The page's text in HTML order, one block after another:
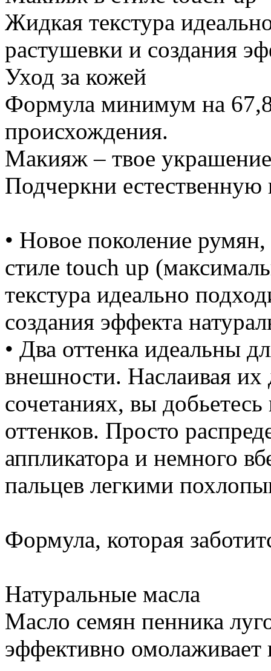
Жидкая текстура
растушевки и создания
Уход за кожей
Формула минимум на
происхождения.
Макияж – твое украшение
Подчеркни естественную
• Новое поколение
стиле touch up
текстура идеально
создания эффекта
• Два оттенка идеальны
внешности. Наслаивая их
сочетаниях, вы
оттенков. Просто
аппликатора и немного
пальцев легкими
Формула, которая
Натуральные масла
Масло семян пенника
эффективно